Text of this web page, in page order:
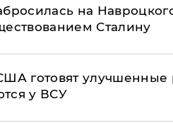
на
Сталину
готовят улучшенные
у ВСУ